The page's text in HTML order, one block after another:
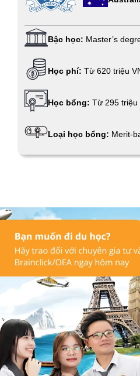
Bậc học: Master’s
Học phí: Từ 620 triệu
Học bổng: Từ 295 triệu
Loại học bổng: Merit-